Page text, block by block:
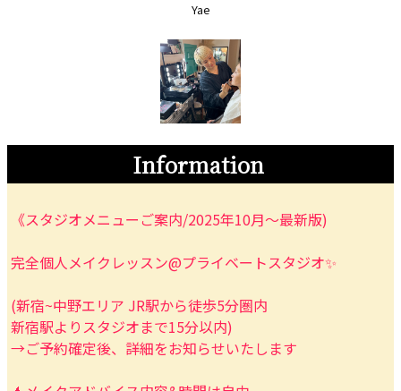
Yae
Information
《スタジオメニューご案内/2025年10月〜最新版)
完全個人メイクレッスン@プライベートスタジオ✨
(新宿~中野エリア JR駅から徒歩5分圏内
新宿駅よりスタジオまで15分以内)
→ご予約確定後、詳細をお知らせいたします